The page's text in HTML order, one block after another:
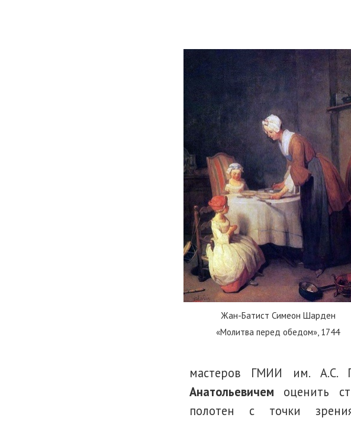
Жан-Батист Симеон Шарден
«Молитва перед обедом», 1744
мастеров ГМИИ им. А.С.
Анатольевичем оценить
полотен с точки